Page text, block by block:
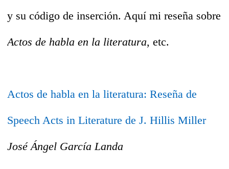
y su código de inserción. Aquí mi reseña sobre
Actos de habla en la literatura, etc.
Actos de habla en la literatura: Reseña de
Speech Acts in Literature de J. Hillis Miller
José Ángel García Landa